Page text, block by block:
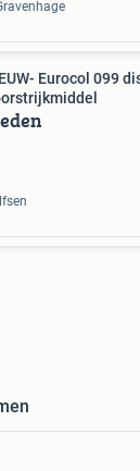
Eurocol 099